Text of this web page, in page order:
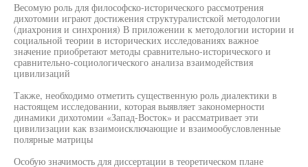
Весомую роль для философско-исторического рассмотрения
дихотомии играют достижения структуралистской методологии
(диахрония и синхрония) В приложении к методологии истории и
социальной теории в исторических исследованиях важное
значение приобретают методы сравнительно-исторического и
сравнительно-социологического анализа взаимодействия
цивилизаций
Также, необходимо отметить существенную роль диалектики в
настоящем исследовании, которая выявляет закономерности
динамики дихотомии «Запад-Восток» и рассматривает эти
цивилизации как взаимоисключающие и взаимообусловленные
полярные матрицы
Особую значимость для диссертации в теоретическом плане